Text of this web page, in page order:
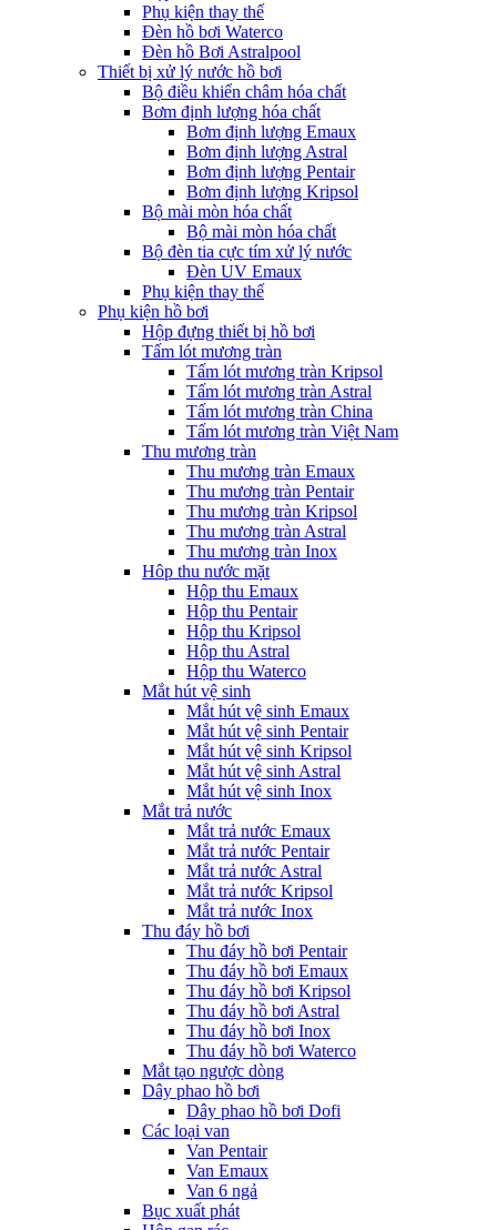
Phụ kiện thay thế
Đèn hồ bơi Waterco
Đèn hồ Bơi Astralpool
Thiết bị xử lý nước hồ bơi
Bộ điều khiển châm hóa chất
Bơm định lượng hóa chất
Bơm định lượng Emaux
Bơm định lượng Astral
Bơm định lượng Pentair
Bơm định lượng Kripsol
Bộ mài mòn hóa chất
Bộ mài mòn hóa chất
Bộ đèn tia cực tím xử lý nước
Đèn UV Emaux
Phụ kiện thay thế
Phụ kiện hồ bơi
Hộp đựng thiết bị hồ bơi
Tấm lót mương tràn
Tấm lót mương tràn Kripsol
Tấm lót mương tràn Astral
Tấm lót mương tràn China
Tấm lót mương tràn Việt Nam
Thu mương tràn
Thu mương tràn Emaux
Thu mương tràn Pentair
Thu mương tràn Kripsol
Thu mương tràn Astral
Thu mương tràn Inox
Hôp thu nước mặt
Hộp thu Emaux
Hộp thu Pentair
Hộp thu Kripsol
Hộp thu Astral
Hộp thu Waterco
Mắt hút vệ sinh
Mắt hút vệ sinh Emaux
Mắt hút vệ sinh Pentair
Mắt hút vệ sinh Kripsol
Mắt hút vệ sinh Astral
Mắt hút vệ sinh Inox
Mắt trả nước
Mắt trả nước Emaux
Mắt trả nước Pentair
Mắt trả nước Astral
Mắt trả nước Kripsol
Mắt trả nước Inox
Thu đáy hồ bơi
Thu đáy hồ bơi Pentair
Thu đáy hồ bơi Emaux
Thu đáy hồ bơi Kripsol
Thu đáy hồ bơi Astral
Thu đáy hồ bơi Inox
Thu đáy hồ bơi Waterco
Mắt tạo ngược dòng
Dây phao hồ bơi
Dây phao hồ bơi Dofi
Các loại van
Van Pentair
Van Emaux
Van 6 ngả
Bục xuất phát